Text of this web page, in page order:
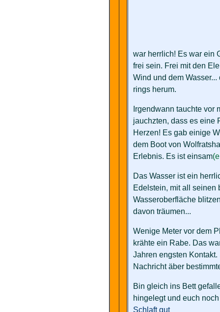
war herrlich! Es war ein
frei sein. Frei mit den
Wind und dem
rings herum.
Irgendwann tauchte vor
jauchzten, dass es eine
Herzen! Es gab einige
dem Boot von
Erlebnis. Es ist einsam
Das Wasser ist ein
Edelstein, mit all seinen
Wasseroberfläche
davon träumen...
Wenige Meter vor dem
krähte ein Rabe. Das
Jahren engsten
Nachricht äber
Bin gleich ins Bett
hingelegt und euch
Schlaft gut